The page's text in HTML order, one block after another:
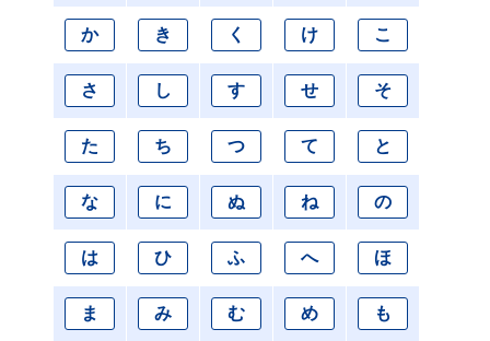
か き く け こ
さ し す せ そ
た ち つ て と
な に ぬ ね の
は ひ ふ へ ほ
ま み む め も